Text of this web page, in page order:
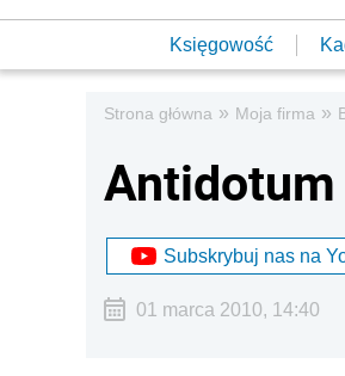
Księgowość
Strona główna » Moja firma »
Subskrybuj nas na
01 marca 2010, 14:40